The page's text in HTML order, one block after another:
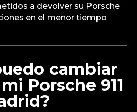
a devolver su Porsche
en el menor tiempo
cambiar
Porsche 911